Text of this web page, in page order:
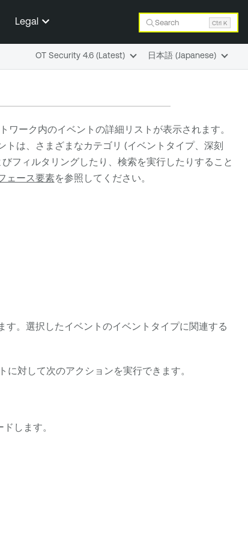
Legal Search Ctrl K
ーク内のイベントの詳細リストが表示されます。
は、さまざまなカテゴリ (イベントタイプ、深刻
フィルタリングしたり、検索を実行したりすること
ェース要素を参照してください。
。選択したイベントのイベントタイプに関連する
対して次のアクションを実行できます。
します。
OT Security 4.6 (Latest) 日本語 (Japanese)